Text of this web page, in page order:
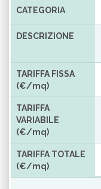
CATEGORIA
DESCRIZIONE
TARIFFA FISSA
(€/mq)
TARIFFA
VARIABILE
(€/mq)
TARIFFA TOTALE
(€/mq)